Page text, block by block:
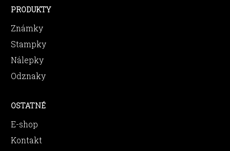
PRODUKTY
Známky
Stampky
Nálepky
Odznaky
OSTATNÉ
E-shop
Kontakt